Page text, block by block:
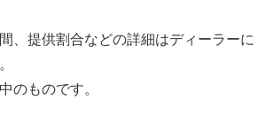
、提供割合などの詳細はディーラーに
のものです。